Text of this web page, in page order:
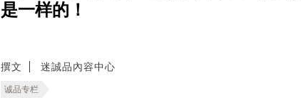
是一样的！
撰文 迷誠品內容中心
诚品专栏